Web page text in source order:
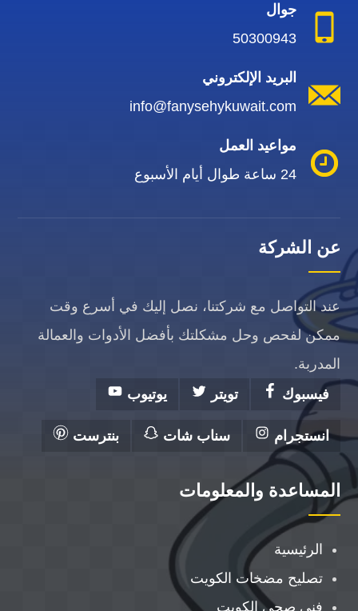
جوال
50300943
البريد الإلكتروني
info@fanysehykuwait.com
مواعيد العمل
24 ساعة طوال أيام الأسبوع
عن الشركة
عند التواصل مع شركتنا، نصل إليك في أسرع وقت
ممكن لفحص وحل مشكلتك بأفضل الأدوات والعمالة
المدربة.
فيسبوك
تويتر يوتيوب
انستجرام سناب شات بنترست
المساعدة والمعلومات
الرئيسية
تصليح مضخات الكويت
فني صحي الكويت